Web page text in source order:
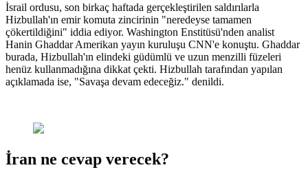
İsrail ordusu, son birkaç haftada gerçekleştirilen saldırılarla
Hizbullah'ın emir komuta zincirinin "neredeyse tamamen
çökertildiğini" iddia ediyor. Washington Enstitüsü'nden analist
Hanin Ghaddar Amerikan yayın kuruluşu CNN'e konuştu. Ghaddar
burada, Hizbullah'ın elindeki güdümlü ve uzun menzilli füzeleri
henüz kullanmadığına dikkat çekti. Hizbullah tarafından yapılan
açıklamada ise, "Savaşa devam edeceğiz." denildi.
İran ne cevap verecek?